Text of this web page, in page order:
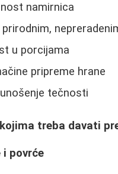
namirnica
u porcijama
pripreme hrane
tečnosti
treba davati
i povrće